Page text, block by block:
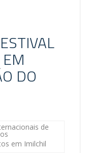
DO
em Imilchil